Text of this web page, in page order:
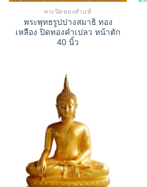
พระปิดทองคำแท้
พระพุทธรูปปางสมาธิ ทอง
เหลือง ปิดทองคำเปลว หน้าตัก
40 นิ้ว